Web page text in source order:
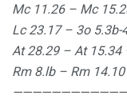
Mc 11.26 – Mc
Lc 23.17 – 3o 5.3b-
At 28.29 – At 15.34
Rm 8.lb – Rm